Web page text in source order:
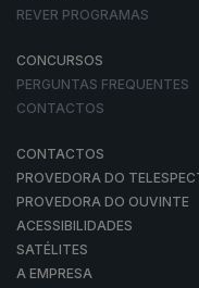
REVER PROGRAMAS
CONCURSOS
PERGUNTAS FREQUENTES
CONTACTOS
CONTACTOS
PROVEDORA DO
PROVEDORA DO OUVINTE
ACESSIBILIDADES
SATÉLITES
A EMPRESA